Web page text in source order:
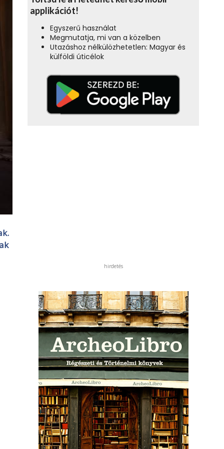
applikációt!
Egyszerű használat
Megmutatja, mi van a közelben
Utazáshoz nélkülözhetetlen: Magyar és
külföldi úticélok
hirdetés